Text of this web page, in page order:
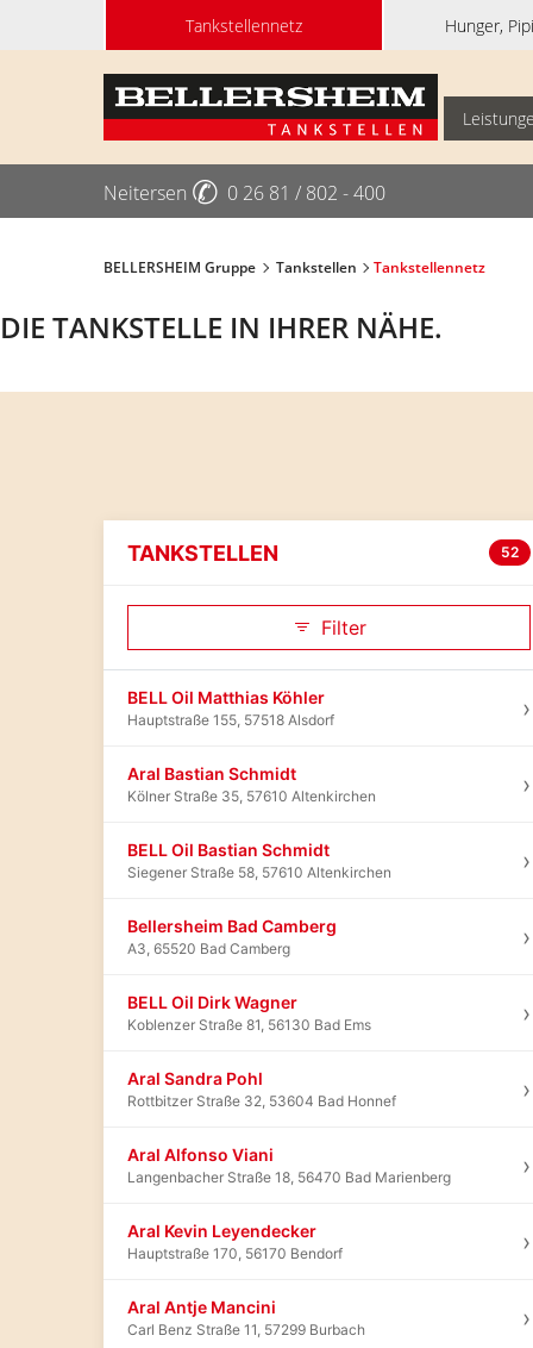
BELLERSHEIM Gruppe Tankstellen Tankstellennetz
DIE TANKSTELLE IN IHRER NÄHE.
TANKSTELLEN 52
Filter
BELL Oil Matthias Köhler
Hauptstraße 155, 57518 Alsdorf ›
Aral Bastian Schmidt
Kölner Straße 35, 57610 Altenkirchen ›
BELL Oil Bastian Schmidt
Siegener Straße 58, 57610 Altenkirchen ›
Bellersheim Bad Camberg
A3, 65520 Bad Camberg ›
BELL Oil Dirk Wagner
Koblenzer Straße 81, 56130 Bad Ems ›
Aral Sandra Pohl
Rottbitzer Straße 32, 53604 Bad Honnef ›
Aral Alfonso Viani
Langenbacher Straße 18, 56470 Bad Marienberg ›
Aral Kevin Leyendecker
Hauptstraße 170, 56170 Bendorf ›
Aral Antje Mancini
Carl Benz Straße 11, 57299 Burbach ›
Tankstellennetz Hunger,
Neitersen ✆ 0 26 81 / 802 - 400